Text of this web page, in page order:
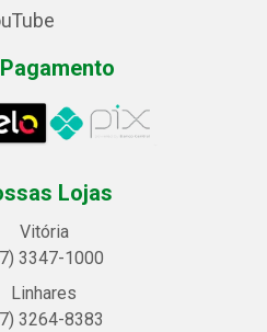
Lojas
Vitória
3347-1000
Linhares
3264-8383